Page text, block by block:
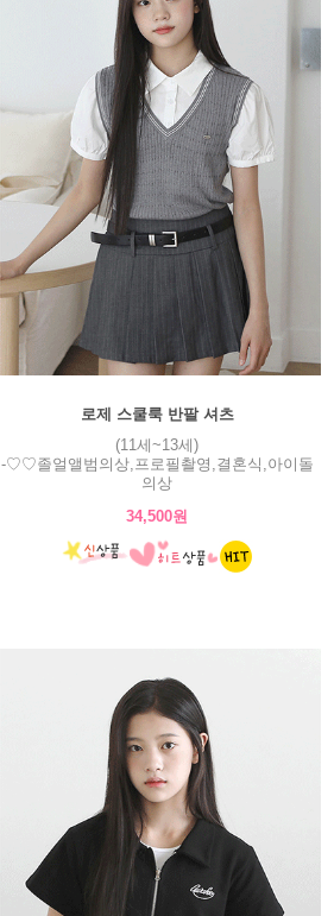
로제 스쿨룩 반팔 셔츠
(11세~13세)
-♡♡졸얼앨범의상,프로필촬영,결혼식,아이돌
의상
34,500원